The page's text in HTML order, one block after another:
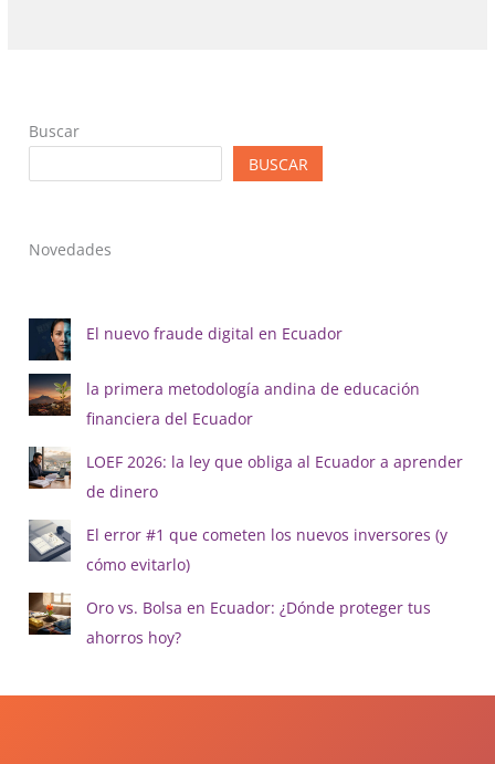
Buscar
BUSCAR
Novedades
El nuevo fraude digital en Ecuador
la primera metodología andina de educación
financiera del Ecuador
LOEF 2026: la ley que obliga al Ecuador a aprender
de dinero
El error #1 que cometen los nuevos inversores (y
cómo evitarlo)
Oro vs. Bolsa en Ecuador: ¿Dónde proteger tus
ahorros hoy?